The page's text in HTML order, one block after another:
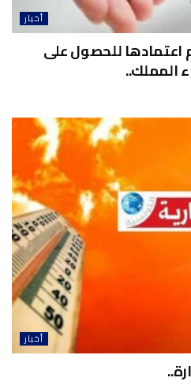
أخبار
اعتمادها للحصول على
المملك..
أخبار